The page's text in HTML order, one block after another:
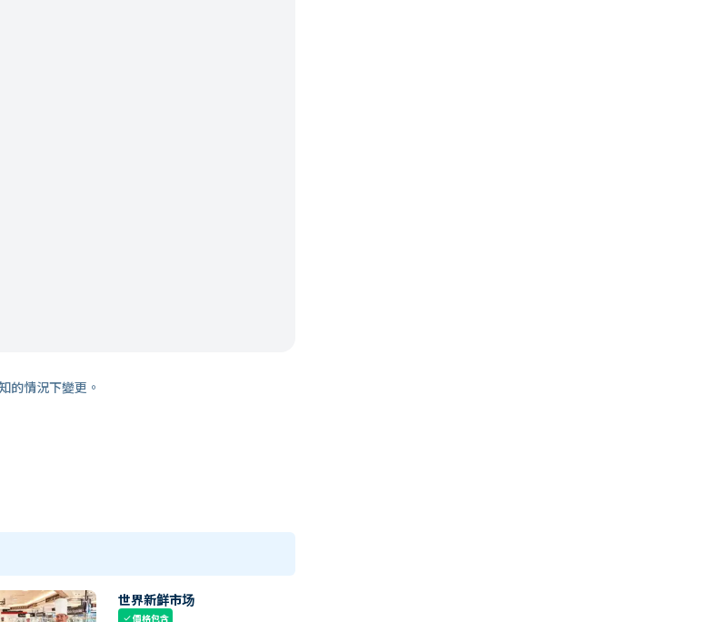
的情況下變更。
世界新鲜市场
check價格包含